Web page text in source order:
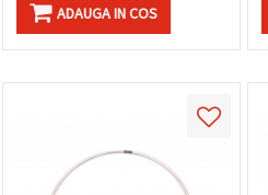
ADAUGA IN COS